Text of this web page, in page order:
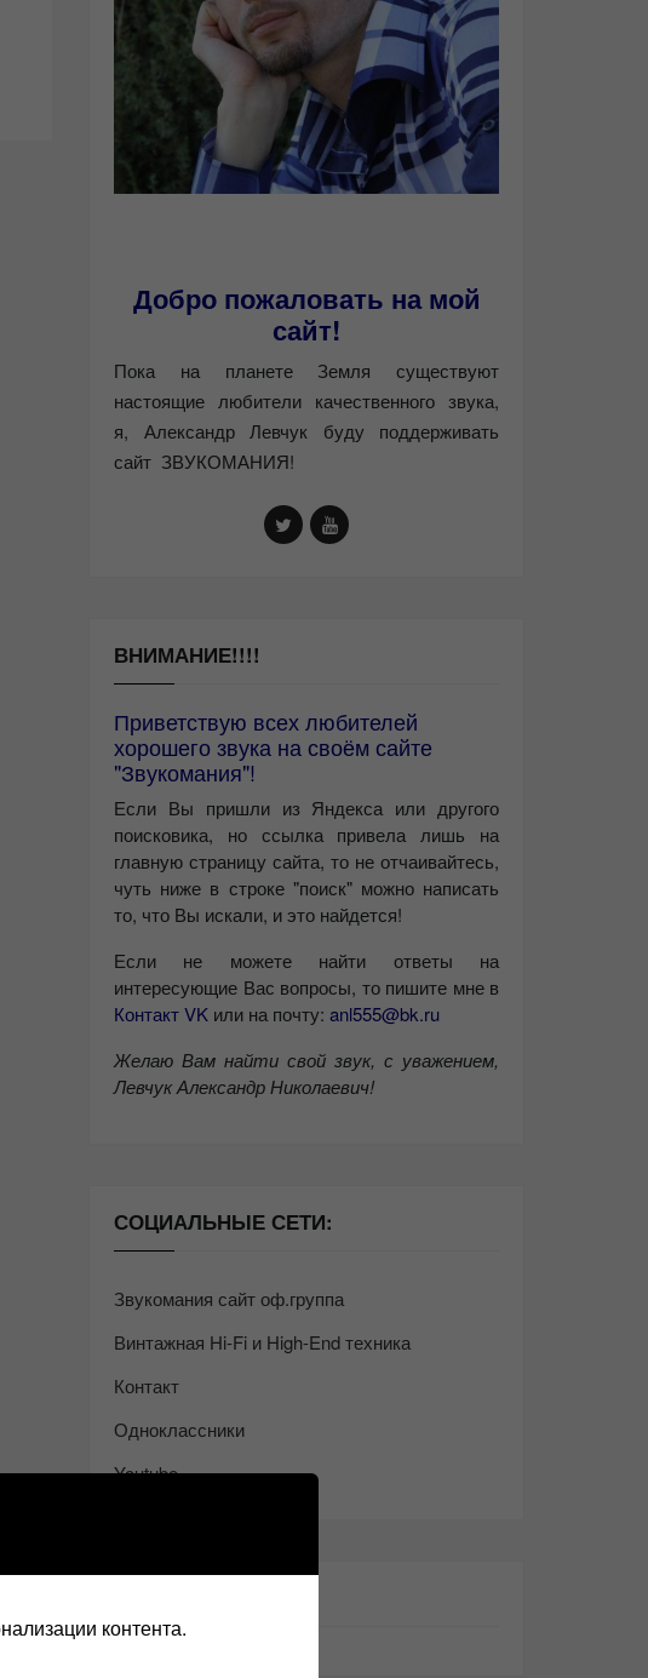
Добро пожаловать на мой
сайт!
Пока на планете Земля существуют
настоящие любители качественного звука,
я, Александр Левчук буду поддерживать
сайт ЗВУКОМАНИЯ!
ВНИМАНИЕ!!!!
Приветствую всех любителей
хорошего звука на своём сайте
"Звукомания"!
Если Вы пришли из Яндекса или другого
поисковика, но ссылка привела лишь на
главную страницу сайта, то не отчаивайтесь,
чуть ниже в строке "поиск" можно написать
то, что Вы искали, и это найдется!
Если не можете найти ответы на
интересующие Вас вопросы, то пишите мне в
Контакт VK или на почту: anl555@bk.ru
Желаю Вам найти свой звук, с уважением,
Левчук Александр Николаевич!
СОЦИАЛЬНЫЕ СЕТИ:
Звукомания сайт оф.группа
Винтажная Hi-Fi и High-End техника
Контакт
Одноклассники
Youtube
контента.